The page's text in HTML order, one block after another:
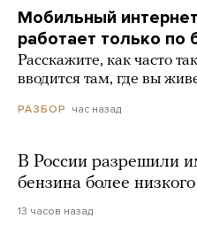
Мобильный
работает только по
Расскажите, как часто
вводится там, где вы
РАЗБОР час назад
В России разрешили
бензина более
13 часов назад